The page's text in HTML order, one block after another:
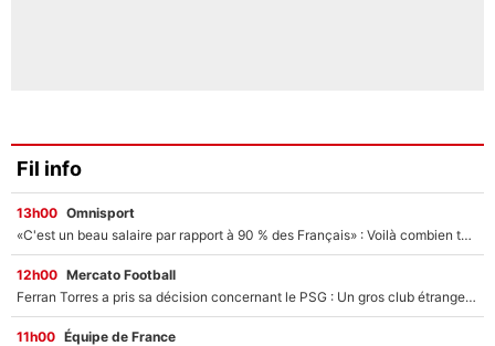
Fil info
13h00 Omnisport
«C'est un beau salaire par rapport à 90 % des Français» : Voilà combien touchait Nelson Monfort sur France Télévisions avant de rejoindre CNews
12h00 Mercato Football
Ferran Torres a pris sa décision concernant le PSG : Un gros club étranger prêt à relancer le feuilleton pour la signature du champion du monde 2026 !
11h00 Équipe de France